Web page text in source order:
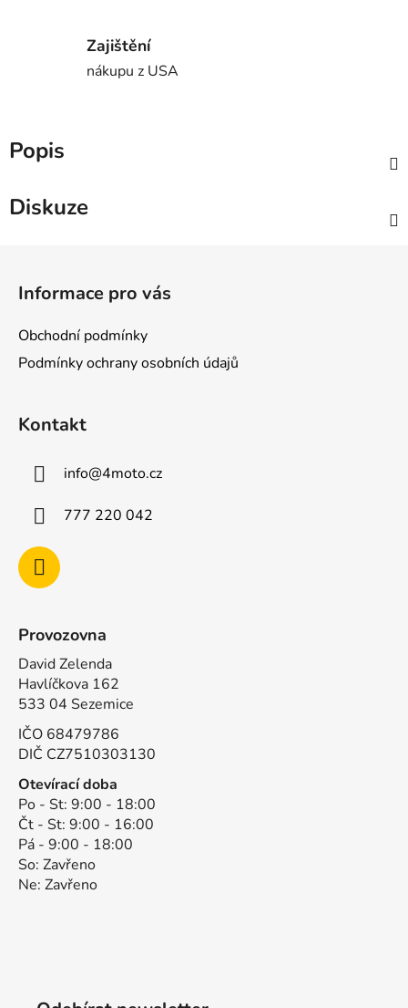
Zajištění
nákupu z USA
Popis
Diskuze
Informace pro vás
Obchodní podmínky
Podmínky ochrany osobních údajů
Kontakt
info@4moto.cz
777 220 042
Provozovna
David Zelenda
Havlíčkova 162
533 04 Sezemice
IČO 68479786
DIČ CZ7510303130
Otevírací doba
Po - St: 9:00 - 18:00
Čt - St: 9:00 - 16:00
Pá - 9:00 - 18:00
So: Zavřeno
Ne: Zavřeno